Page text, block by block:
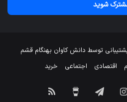
توسط دانش کاوان بهنگام قشم
اقتصادی اجتماعی خرید
اینستاگرامتلگرام خوراک